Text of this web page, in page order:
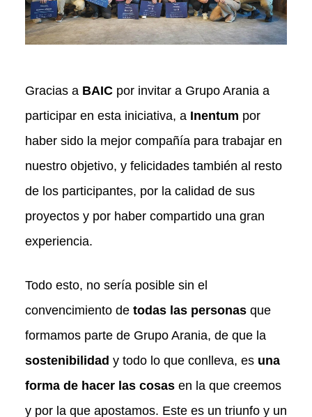
Gracias a BAICpor invitar a Grupo Arania a
participar en esta iniciativa, a Inentum por
haber sido la mejor compañía para trabajar en
nuestro objetivo, y felicidades también al resto
de los participantes, por la calidad de sus
proyectos y por haber compartido una gran
experiencia.
Todo esto, no sería posible sin el
convencimiento de todas las personasque
formamos parte de Grupo Arania, de que la
sostenibilidad y todo lo que conlleva, es una
forma de hacer las cosasen la que creemos
y por la que apostamos. Este es un triunfo y un